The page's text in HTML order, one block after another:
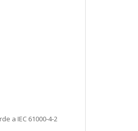
a IEC 61000-4-2